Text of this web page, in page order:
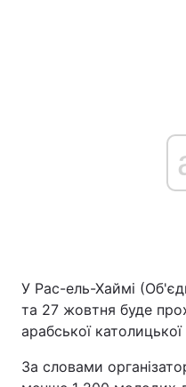
Головна
У Рас-ель-Хаймі
та 27 жовтня буде
арабської
За словами